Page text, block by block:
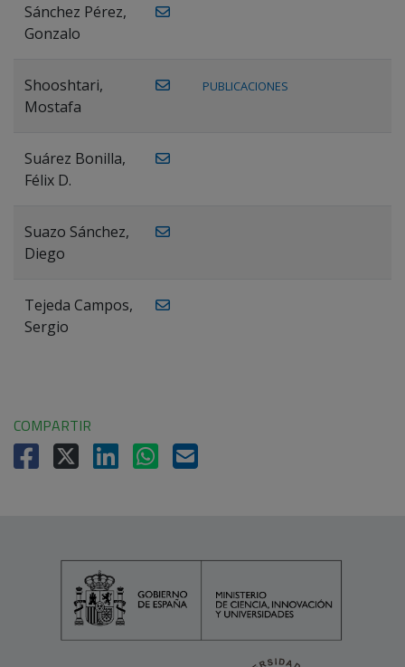
Sánchez Pérez,
Gonzalo
Shooshtari,
Mostafa
PUBLICACIONES
Suárez Bonilla,
Félix D.
Suazo Sánchez,
Diego
Tejeda Campos,
Sergio
COMPARTIR